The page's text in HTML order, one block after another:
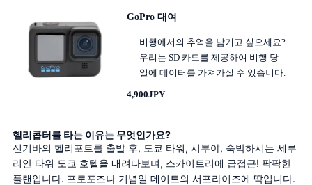
GoPro 대여
비행에서의 추억을 남기고 싶으세요?
우리는 SD 카드를 제공하여 비행 당
일에 데이터를 가져가실 수 있습니다.
4,900JPY
헬리콥터를 타는 이유는 무엇인가요?
신기바의 헬리포트를 출발 후, 도쿄 타워, 시부야, 숙박하시는 세루
리안 타워 도쿄 호텔을 내려다보며, 스카이트리에 급접근! 팍팍한
플랜입니다. 프로포즈나 기념일 데이트의 서프라이즈에 딱입니다.